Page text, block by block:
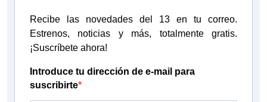
Recibe las novedades del 13 en tu correo.
Estrenos, noticias y más, totalmente gratis.
¡Suscríbete ahora!
Introduce tu dirección de e-mail para
suscribirte